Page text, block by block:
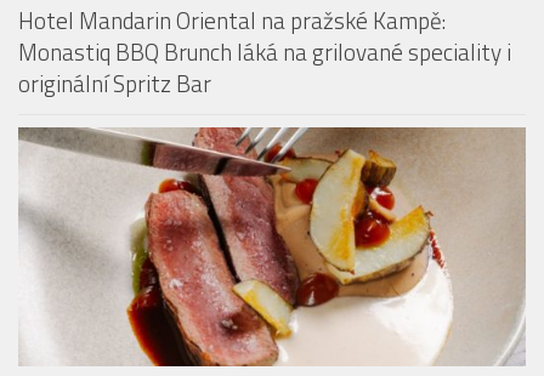
Hotel Mandarin Oriental na pražské Kampě:
Monastiq BBQ Brunch láká na grilované speciality i
originální Spritz Bar